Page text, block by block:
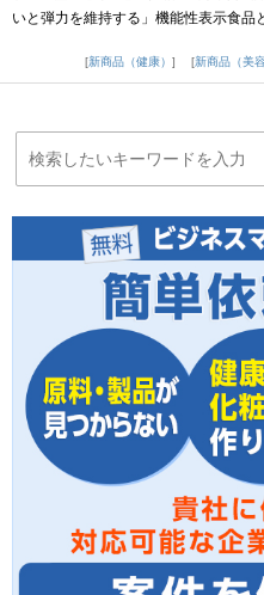
いと弾力を維持する」機能性表示食品
新商品（健康）
新商品（美容